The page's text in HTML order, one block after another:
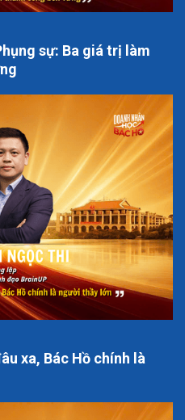
sự: Ba giá trị làm
xa, Bác Hồ chính là